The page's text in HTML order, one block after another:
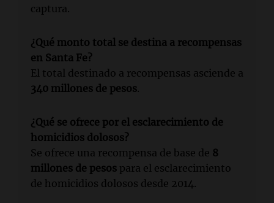
captura.
¿Qué monto total se destina a recompensas
en Santa Fe?
El total destinado a recompensas asciende a
340 millones de pesos.
¿Qué se ofrece por el esclarecimiento de
homicidios dolosos?
Se ofrece una recompensa de base de 8
millones de pesos para el esclarecimiento
de homicidios dolosos desde 2014.